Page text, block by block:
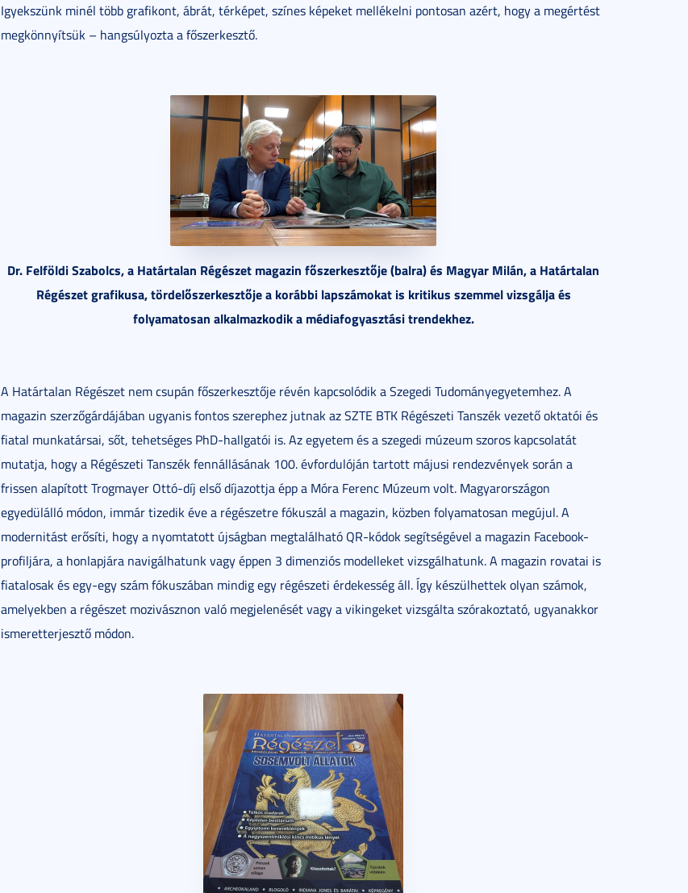
Igyekszünk minél több grafikont, ábrát, térképet, színes képeket mellékelni pontosan azért, hogy a megértést
megkönnyítsük – hangsúlyozta a főszerkesztő.
Dr. Felföldi Szabolcs, a Határtalan Régészet magazin főszerkesztője (balra) és Magyar Milán, a Határtalan
Régészet grafikusa, tördelőszerkesztője a korábbi lapszámokat is kritikus szemmel vizsgálja és
folyamatosan alkalmazkodik a médiafogyasztási trendekhez.
A Határtalan Régészet nem csupán főszerkesztője révén kapcsolódik a Szegedi Tudományegyetemhez. A
magazin szerzőgárdájában ugyanis fontos szerephez jutnak az SZTE BTK Régészeti Tanszék vezető oktatói és
fiatal munkatársai, sőt, tehetséges PhD-hallgatói is. Az egyetem és a szegedi múzeum szoros kapcsolatát
mutatja, hogy a Régészeti Tanszék fennállásának 100. évfordulóján tartott májusi rendezvények során a
frissen alapított Trogmayer Ottó-díj első díjazottja épp a Móra Ferenc Múzeum volt. Magyarországon
egyedülálló módon, immár tizedik éve a régészetre fókuszál a magazin, közben folyamatosan megújul. A
modernitást erősíti, hogy a nyomtatott újságban megtalálható QR-kódok segítségével a magazin Facebook-
profiljára, a honlapjára navigálhatunk vagy éppen 3 dimenziós modelleket vizsgálhatunk. A magazin rovatai is
fiatalosak és egy-egy szám fókuszában mindig egy régészeti érdekesség áll. Így készülhettek olyan számok,
amelyekben a régészet mozivásznon való megjelenését vagy a vikingeket vizsgálta szórakoztató, ugyanakkor
ismeretterjesztő módon.